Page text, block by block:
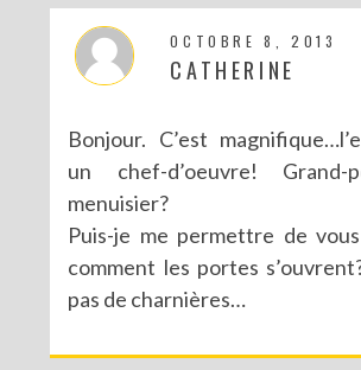
OCTOBRE 8, 2013
CATHERINE
Bonjour. C’est
un chef-d’oeuvre! Grand-
menuisier?
Puis-je me permettre de
comment les portes
pas de charnières…